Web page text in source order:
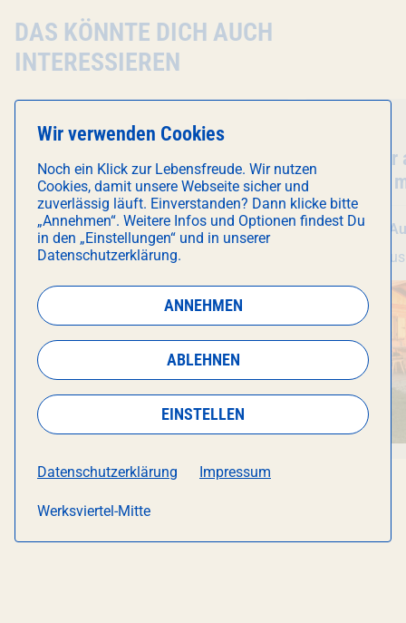
DAS KÖNNTE DICH AUCH
INTERESSIEREN
Essen & Trinken
Veranstaltung
Kuchentratsch - POP-UP CAFÉ
So 9. August, 13:00 Uhr
München Hoch5
Hochalm
(45 Min. /
Fr 14.
ECKhaus
Wir verwenden Cookies
Noch ein Klick zur Lebensfreude. Wir nutzen
Cookies, damit unsere Webseite sicher und
zuverlässig läuft. Einverstanden? Dann klicke bitte
„Annehmen“. Weitere Infos und Optionen findest Du
in den „Einstellungen“ und in unserer
Datenschutzerklärung.
ANNEHMEN
ABLEHNEN
EINSTELLEN
Datenschutzerklärung Impressum
Werksviertel-Mitte